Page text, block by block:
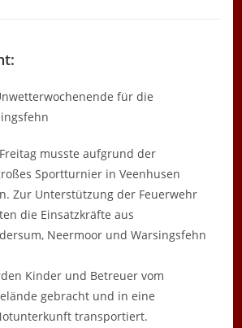
für die
musste aufgrund der
Sportturnier in Veenhusen
Zur Unterstützung der Feuerwehr
die Einsatzkräfte aus
Neermoor und Warsingsfehn
Kinder und Betreuer vom
gebracht und in eine
transportiert.